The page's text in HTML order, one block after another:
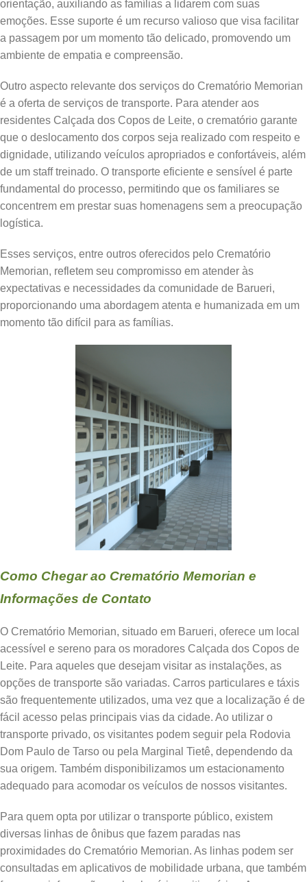
orientação, auxiliando as famílias a lidarem com suas
emoções. Esse suporte é um recurso valioso que visa facilitar
a passagem por um momento tão delicado, promovendo um
ambiente de empatia e compreensão.
Outro aspecto relevante dos serviços do Crematório Memorian
é a oferta de serviços de transporte. Para atender aos
residentes Calçada dos Copos de Leite, o crematório garante
que o deslocamento dos corpos seja realizado com respeito e
dignidade, utilizando veículos apropriados e confortáveis, além
de um staff treinado. O transporte eficiente e sensível é parte
fundamental do processo, permitindo que os familiares se
concentrem em prestar suas homenagens sem a preocupação
logística.
Esses serviços, entre outros oferecidos pelo Crematório
Memorian, refletem seu compromisso em atender às
expectativas e necessidades da comunidade de Barueri,
proporcionando uma abordagem atenta e humanizada em um
momento tão difícil para as famílias.
Como Chegar ao Crematório Memorian e
Informações de Contato
O Crematório Memorian, situado em Barueri, oferece um local
acessível e sereno para os moradores Calçada dos Copos de
Leite. Para aqueles que desejam visitar as instalações, as
opções de transporte são variadas. Carros particulares e táxis
são frequentemente utilizados, uma vez que a localização é de
fácil acesso pelas principais vias da cidade. Ao utilizar o
transporte privado, os visitantes podem seguir pela Rodovia
Dom Paulo de Tarso ou pela Marginal Tietê, dependendo da
sua origem. Também disponibilizamos um estacionamento
adequado para acomodar os veículos de nossos visitantes.
Para quem opta por utilizar o transporte público, existem
diversas linhas de ônibus que fazem paradas nas
proximidades do Crematório Memorian. As linhas podem ser
consultadas em aplicativos de mobilidade urbana, que também